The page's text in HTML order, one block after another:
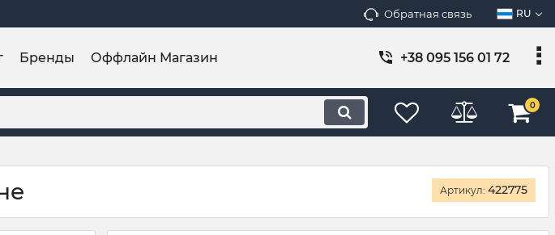
Обратная связь RU
Бренды Оффлайн Магазин +38 095 156 01 72
0
Артикул: 422775